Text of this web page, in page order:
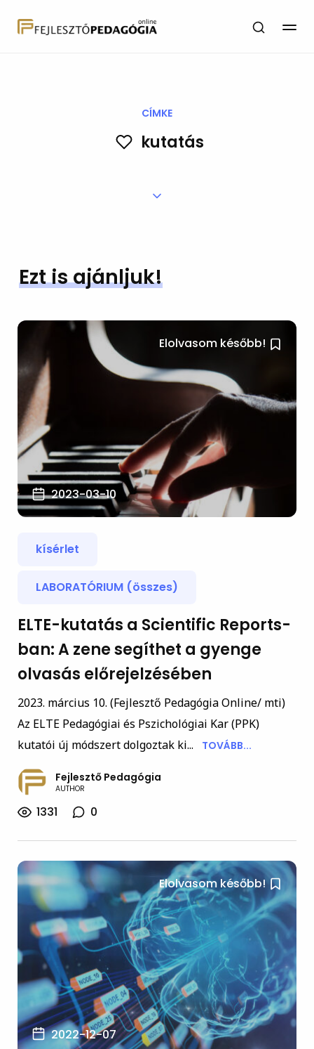
CÍMKE
kutatás
Ezt is ajánljuk!
Elolvasom később!
2023-03-10
kísérlet
LABORATÓRIUM (összes)
ELTE-kutatás a Scientific Reports-
ban: A zene segíthet a gyenge
olvasás előrejelzésében
2023. március 10. (Fejlesztő Pedagógia Online/ mti)
Az ELTE Pedagógiai és Pszichológiai Kar (PPK)
kutatói új módszert dolgoztak ki...
TOVÁBB...
Fejlesztő Pedagógia
AUTHOR
1331 0
Elolvasom később!
2022-12-07